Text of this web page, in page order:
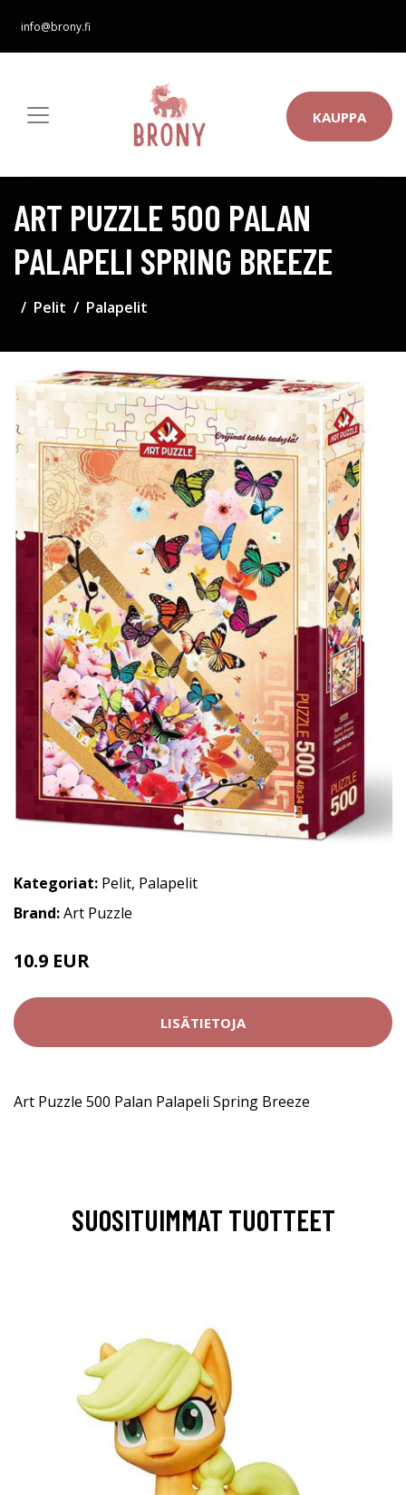
info@brony.fi
KAUPPA
ART PUZZLE 500 PALAN
PALAPELI SPRING BREEZE
Pelit Palapelit
Kategoriat: Pelit, Palapelit
Brand:Art Puzzle
10.9 EUR
LISÄTIETOJA
Art Puzzle 500 Palan Palapeli Spring Breeze
SUOSITUIMMAT TUOTTEET